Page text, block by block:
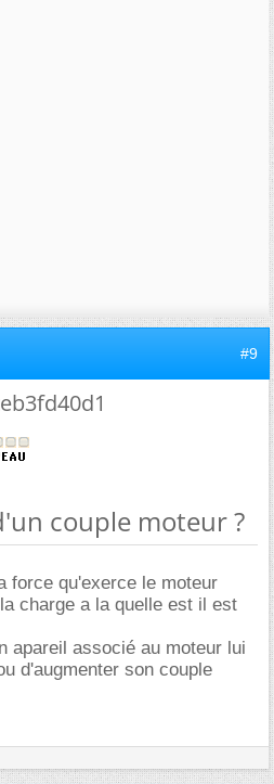
#9
couple moteur ?
force qu'exerce le moteur
charge a la quelle est il est
apareil associé au moteur lui
d'augmenter son couple